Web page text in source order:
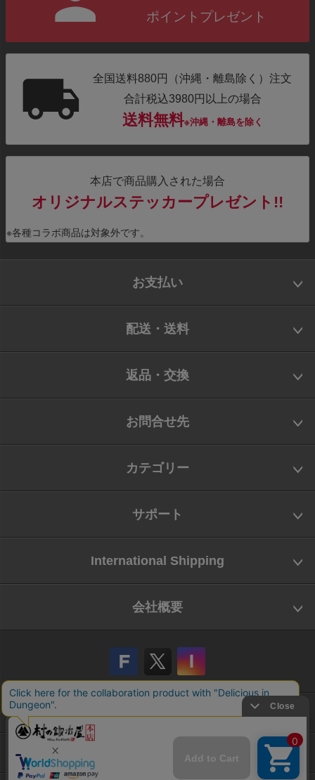
ポイントプレゼント
全国送料880円（沖縄・離島除く）注文
合計税込3980円以上の場合
送料無料※沖縄・離島を除く
本店で商品購入された場合
オリジナルステッカープレゼント!!
※各種コラボ商品は対象外です。
お支払い
配送・送料
返品・交換
お問合せ先
カテゴリー
サポート
International Shipping
会社概要
会社概要
お問い合わせ